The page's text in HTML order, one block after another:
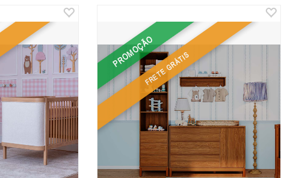
PROMOÇÃOFRETE GRÁTIS